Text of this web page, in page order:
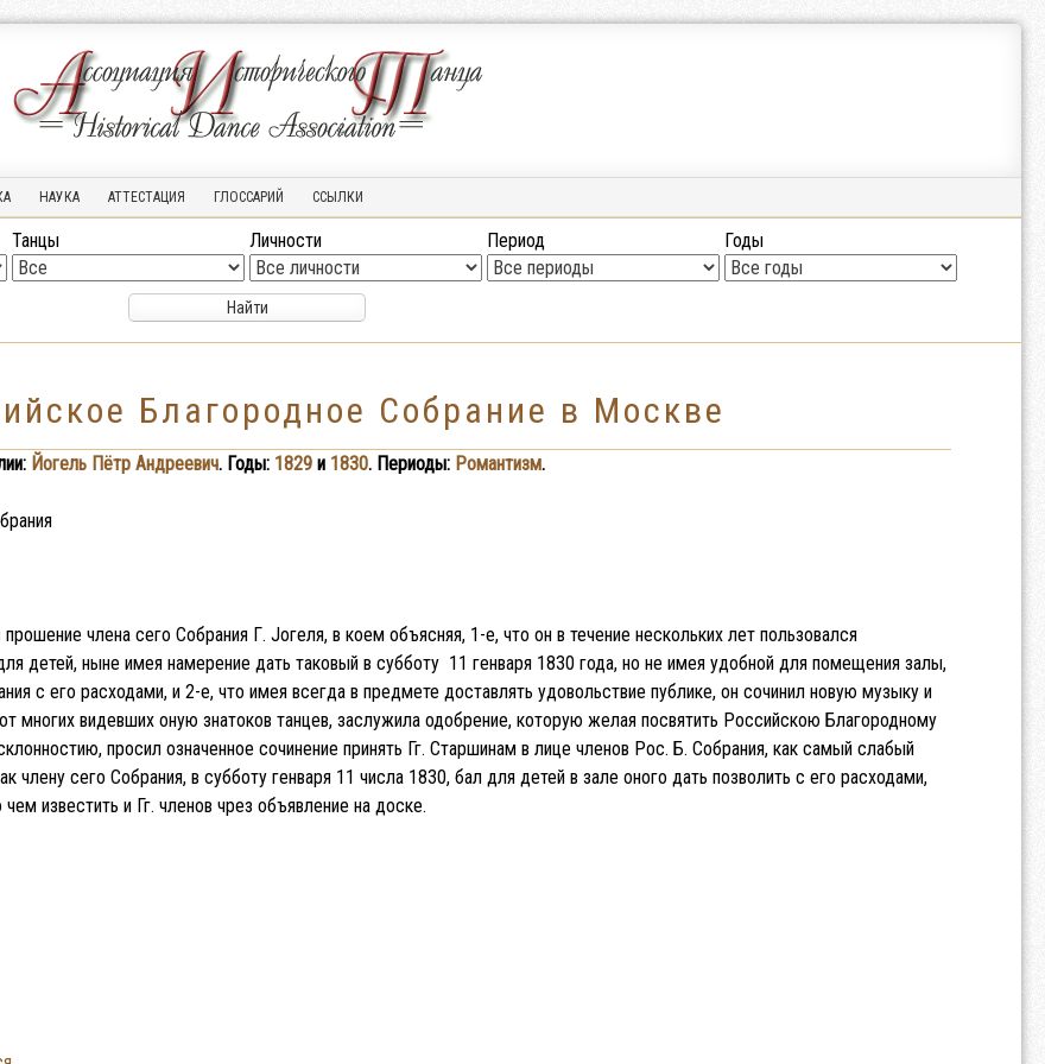
НАУКА АТТЕСТАЦИЯ ГЛОССАРИЙ ССЫЛКИ
Танцы Личности Период Годы
Благородное Собрание в Москве
Йогель Пётр Андреевич. Годы: 1829 и 1830. Периоды: Романтизм.
члена сего Собрания Г. Jогеля, в коем объясняя, 1-е, что он в течение нескольких лет пользовался
детей, ныне имея намерение дать таковый в субботу 11 генваря 1830 года, но не имея удобной для помещения залы,
с его расходами, и 2-е, что имея всегда в предмете доставлять удовольствие публике, он сочинил новую музыку и
многих видевших оную знатоков танцев, заслужила одобрение, которую желая посвятить Российскою Благородному
просил означенное сочинение принять Гг. Старшинам в лице членов Рос. Б. Собрания, как самый слабый
члену сего Собрания, в субботу генваря 11 числа 1830, бал для детей в зале оного дать позволить с его расходами,
известить и Гг. членов чрез объявление на доске.